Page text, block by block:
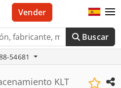
Buscar
Vender
54681
KLT